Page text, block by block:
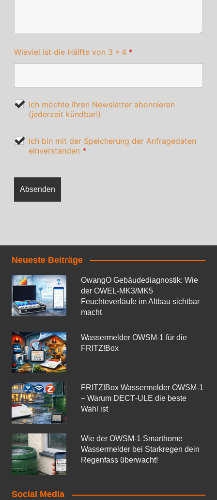
Wieviel ist die Hälfte von 3 * 4 *
Ich möchte Ihren Newsletter abonnieren
(jederzeit kündbar!)
Ich bin mit der Speicherung der Anfragedaten
einverstanden *
Neueste Beiträge
OwangO Gebäudediagnostik: Wie
der OWEL‑MK3/MK5
Feuchteverläufe im Altbau sichtbar
macht
Wassermelder OWSM‑1 für die
FRITZ!Box
FRITZ!Box Wassermelder OWSM-1
– Warum DECT‑ULE die beste
Wahl ist
Wie der OWSM‑1 Smarthome
Wassermelder bei Starkregen dein
Regenfass überwacht!
Social Media